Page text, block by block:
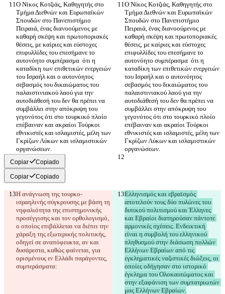
Ο Νίκος Κοτζιάς, Καθηγητής στο
Τμήμα Διεθνών και Ευρωπαϊκών
Σπουδών στο Πανεπιστήμιο
Πειραιά, ένας διανοούμενος με
καθαρή σκέψη και πρωτοποριακές
θέσεις, με καίριες και εύστοχες
επιφυλλίδες του επεσήμανε το
αυτονόητο συμπέρασμα  ότι η
καταδίκη των επιθετικών ενεργειών
του Ισραήλ και ο αυτονόητος
σεβασμός του δικαιώματος του
παλαιστινιακού λαού για την
αυτοδιάθεσή του δεν θα πρέπει να
συμβάλλει στην απόκρυψη του
γεγονότος ότι στο τουρκικό πλοίο
επέβαιναν και ακραίοι Τούρκοι
εθνικιστές και ισλαμιστές, μέλη των
Γκρίζων Λύκων και ισλαμιστικών
Ο Νίκος Κοτζιάς, Καθηγητής στο
Τμήμα Διεθνών και Ευρωπαϊκών
Σπουδών στο Πανεπιστήμιο
Πειραιά, ένας διανοούμενος με
καθαρή σκέψη και πρωτοποριακές
θέσεις, με καίριες και εύστοχες
επιφυλλίδες του επεσήμανε το
αυτονόητο συμπέρασμα  ότι η
καταδίκη των επιθετικών ενεργειών
του Ισραήλ και ο αυτονόητος
σεβασμός του δικαιώματος του
παλαιστινιακού λαού για την
αυτοδιάθεσή του δεν θα πρέπει να
συμβάλλει στην απόκρυψη του
γεγονότος ότι στο τουρκικό πλοίο
επέβαιναν και ακραίοι Τούρκοι
εθνικιστές και ισλαμιστές, μέλη των
Γκρίζων Λύκων και ισλαμιστικών
Copiar Copiado
Copiar Copiado
Η ανάγνωση της τουρκο-
ισραηλινής σύγκρουσης με βάση τη
νηφαλιότητα της επιστημονικής
προσέγγισης και τον ορθολογισμό,
ο οποίος επιβάλλεται να διέπει την
χάραξη της εξωτερικής πολιτικής,
οδηγεί σε αναπόφευκτα, αν και
δυσάρεστα, καθώς φαίνεται, για
ορισμένους εν Ελλάδι παράγοντες,
Ελληνισμός και εβραϊσμός
αποτελούν τους δύο πυλώνες του
δυτικού πολιτισμού και Έλληνες
και Εβραίοι διατηρούσαν πάντοτε
αρμονικές σχέσεις. Ενδεικτική
είναι η συμβολή του ελληνικού
πληθυσμού στην διάσωση πολλών
Ελλήνων Εβραίων από τις
εγκληματικές ναζιστικές διώξεις, οι
οποίες οδήγησαν στο ιστορικό
έγκλημα του Ολοκαυτώματος και
στην εξαφάνιση των συμπατριωτών